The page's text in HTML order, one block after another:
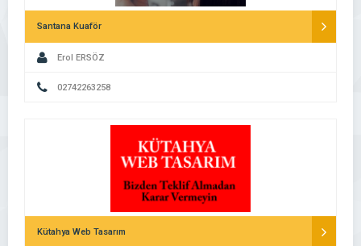
Santana Kuaför
Erol ERSÖZ
02742263258
Kütahya Web Tasarım